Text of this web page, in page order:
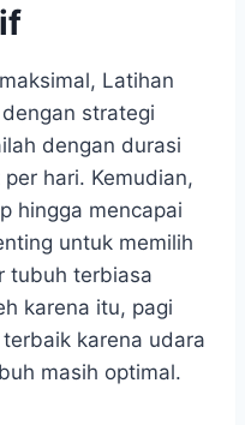
Latihan
strategi
dengan durasi
hari. Kemudian,
hingga mencapai
untuk memilih
tubuh terbiasa
karena itu, pagi
karena udara
masih optimal.